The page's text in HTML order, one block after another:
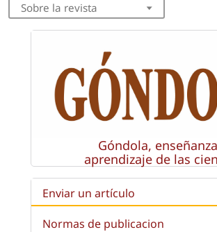
Sobre la revista
Góndola,
aprendizaje de las
Enviar un artículo
Normas de publicacion